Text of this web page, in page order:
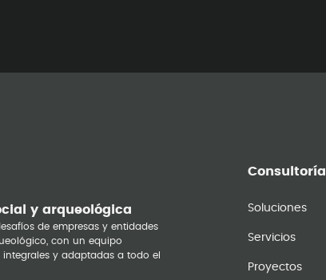
y arqueológica
de empresas y entidades
con un equipo
y adaptadas a todo el
Consultoría
Soluciones
Servicios
Proyectos